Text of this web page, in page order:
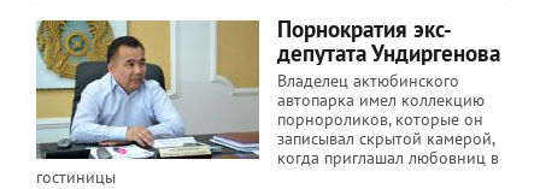
Порнократия экс-
депутата Ундиргенова
Владелец актюбинского
автопарка имел коллекцию
порнороликов, которые он
записывал скрытой камерой,
когда приглашал любовниц в
гостиницы